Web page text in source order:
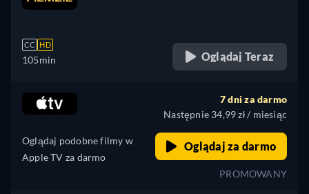
CC HD
105min Oglądaj Teraz
Oglądaj podobne filmy w
Apple TV za darmo
7 dni za darmo
Następnie 34,99 zł / miesiąc
Oglądaj za darmo
PROMOWANY